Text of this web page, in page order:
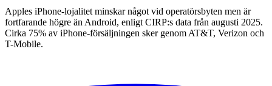
Apples iPhone-lojalitet minskar något vid operatörsbyten men är
fortfarande högre än Android, enligt CIRP:s data från augusti 2025.
Cirka 75% av iPhone-försäljningen sker genom AT&T, Verizon och
T-Mobile.